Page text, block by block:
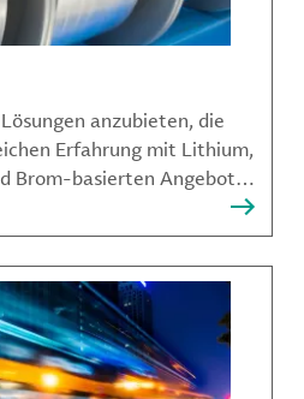
anzubieten, die
Erfahrung mit Lithium,
Brom-basierten Angeboten
zu bewältigen.